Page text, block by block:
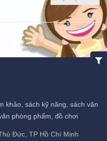
khảo, sách kỹ năng, sách văn
phòng phẩm, đồ chơi
Đức, TP Hồ Chí Minh